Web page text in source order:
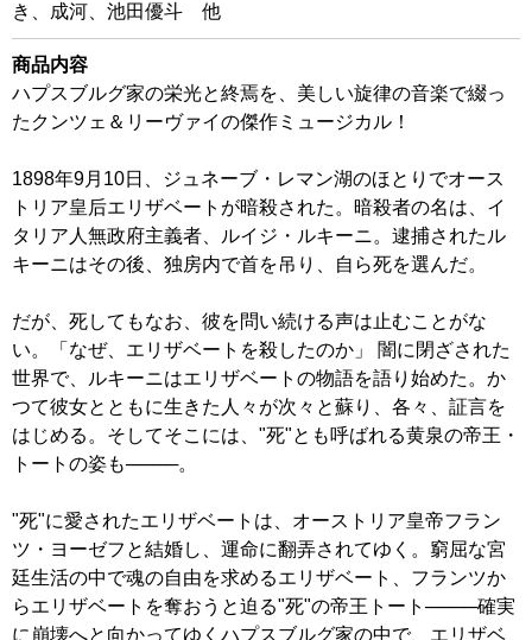
き、成河、池田優斗 他
商品内容
ハプスブルグ家の栄光と終焉を、美しい旋律の音楽で綴っ
たクンツェ＆リーヴァイの傑作ミュージカル！
1898年9月10日、ジュネーブ・レマン湖のほとりでオース
トリア皇后エリザベートが暗殺された。暗殺者の名は、イ
タリア人無政府主義者、ルイジ・ルキーニ。逮捕されたル
キーニはその後、独房内で首を吊り、自ら死を選んだ。
だが、死してもなお、彼を問い続ける声は止むことがな
い。「なぜ、エリザベートを殺したのか」 闇に閉ざされた
世界で、ルキーニはエリザベートの物語を語り始めた。か
つて彼女とともに生きた人々が次々と蘇り、各々、証言を
はじめる。そしてそこには、"死"とも呼ばれる黄泉の帝王・
トートの姿も────。
"死"に愛されたエリザベートは、オーストリア皇帝フラン
ツ・ヨーゼフと結婚し、運命に翻弄されてゆく。窮屈な宮
廷生活の中で魂の自由を求めるエリザベート、フランツか
らエリザベートを奪おうと迫る"死"の帝王トート────確実
に崩壊へと向かってゆくハプスブルグ家の中で、エリザベ